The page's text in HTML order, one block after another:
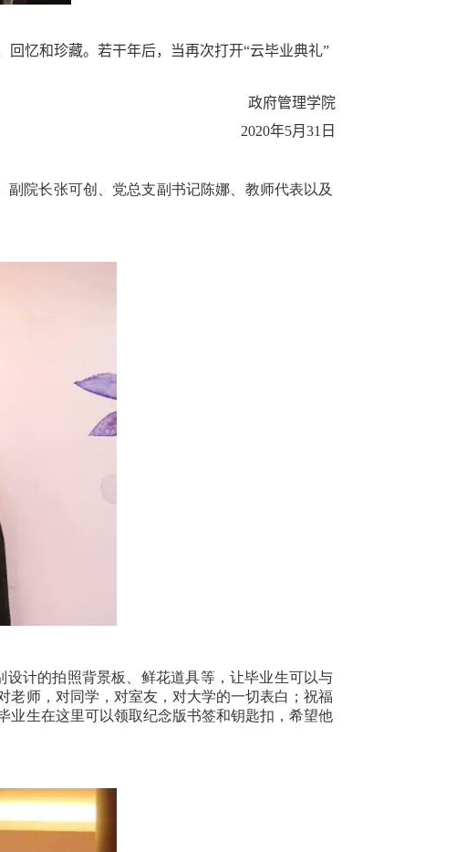
忆和珍藏。若干年后，当再次打开“云毕业典礼”
政府管理学院
2020年5月 31 日
副院长张可创、党总支副书记陈娜、教师代表以及
计的拍照背景板、鲜花道具等，让毕业生可以与
老师，对同学，对室友，对大学的一切表白；祝福
业生在这里可以领取纪念版书签和钥匙扣，希望他